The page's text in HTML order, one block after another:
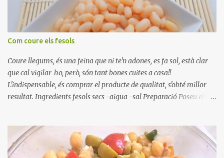
Com coure els fesols
Coure llegums, és una feina que ni te'n adones, es fa sol, està clar
que cal vigilar-ho, però, són tant bones cuites a casa!!
L'indispensable, és comprar el producte de qualitat, s'obté millor
resultat. Ingredients fesols secs -aigua -sal Preparació Poseu els
quan arrenca el bull, canvieu l'aigua bullint, per aigua freda,
repetiu dues o tres vegades, abaixeu el foc i atureu la ebullició, dues